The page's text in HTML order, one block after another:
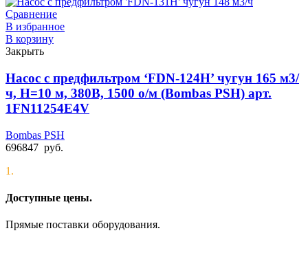
Сравнение
В избранное
В корзину
Закрыть
Насос с предфильтром ‘FDN-124H’ чугун 165 м3/
ч, Н=10 м, 380В, 1500 о/м (Bombas PSH) арт.
1FN11254E4V
Bombas PSH
696847 руб.
1.
Доступные цены.
Прямые поставки оборудования.